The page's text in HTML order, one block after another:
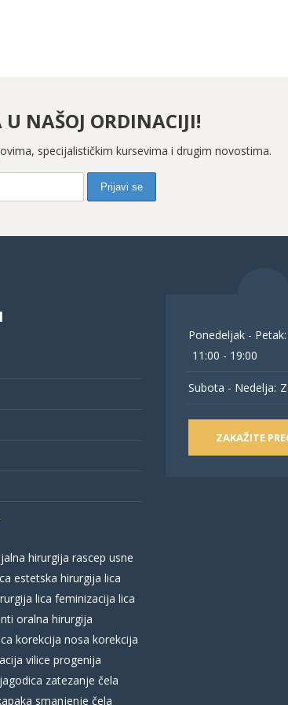
NAŠOJ ORDINACIJI!
specijalističkim kursevima i drugim novostima.
hirurgija rascep usne
estetska hirurgija lica
lica feminizacija lica
oralna hirurgija
korekcija nosa korekcija
vilice progenija
zatezanje čela
smanjenje čela
Ponedeljak - Petak:
11:00 - 19:00
Subota - Nedelja:
ZAKAŽITE